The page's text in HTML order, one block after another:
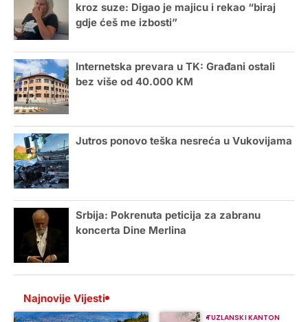
kroz suze: Digao je majicu i rekao “biraj
gdje ćeš me izbosti”
Internetska prevara u TK: Građani ostali
bez više od 40.000 KM
Jutros ponovo teška nesreća u Vukovijama
Srbija: Pokrenuta peticija za zabranu
koncerta Dine Merlina
Najnovije Vijesti
TUZLANSKI KANTON